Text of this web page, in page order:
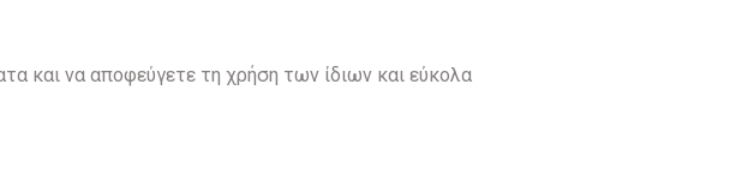
και να αποφεύγετε τη χρήση των ίδιων και εύκολα